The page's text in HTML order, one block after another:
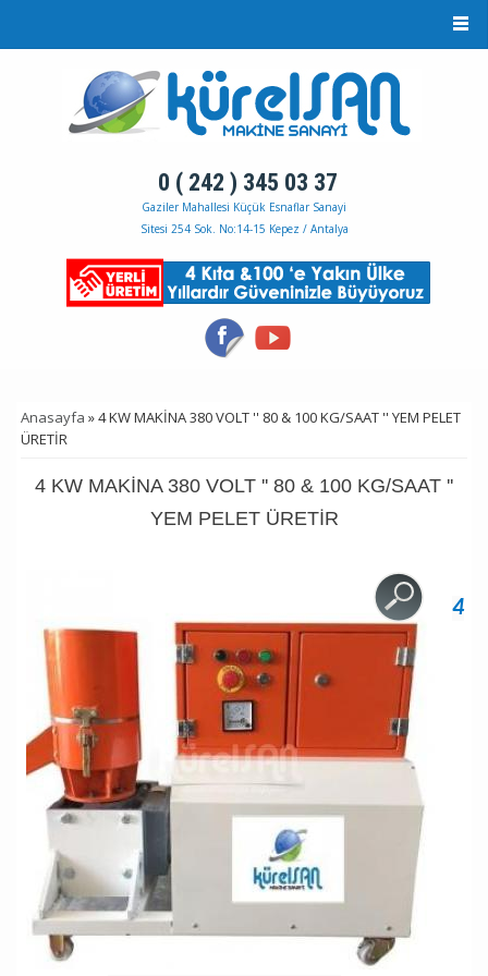
0 ( 242 ) 345 03 37
Gaziler Mahallesi Küçük Esnaflar Sanayi
Sitesi 254 Sok. No:14-15 Kepez / Antalya
BURADASINIZ
Anasayfa » 4 KW MAKİNA 380 VOLT '' 80 & 100 KG/SAAT '' YEM PELET
ÜRETİR
4 KW MAKİNA 380 VOLT '' 80 & 100 KG/SAAT ''
YEM PELET ÜRETİR
4